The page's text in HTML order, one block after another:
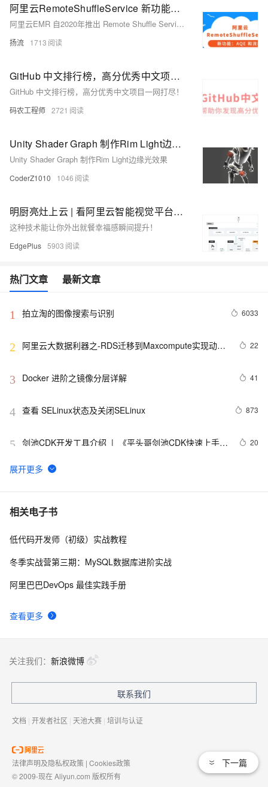
阿里云RemoteShuffleService 新功能：AQE 和流控
阿里云EMR 自2020年推出 Remote Shuffle Service(RSS)以来，帮助了诸多客户解决 Spark 作业的性能、稳定性问题，并使得存算分离架构得以实施。为了更方便大家使用和扩展，RSS 在2022年初开源(https://github.com/alibaba/RemoteShuffleService)，欢迎各路开发者共建: )
扬流 1713
GitHub 中文排行榜，高分优秀中文项目一网打尽！
GitHub 中文排行榜，高分优秀中文项目一网打尽！
码农工程师 2721
Unity Shader Graph 制作Rim Light边缘光效果
Unity Shader Graph 制作Rim Light边缘光效果
CoderZ1010 1046
明厨亮灶上云 | 看阿里云智能视觉平台如何保护舌尖上的安全？
这种技术能让你外出就餐幸福感瞬间提升！
EdgePlus 5903
热门文章 最新文章
1 拍立淘的图像搜索与识别 6033
2
阿里云大数据利器之-RDS迁移到Maxcompute实现动态
22
3 Docker 进阶之镜像分层详解 41
4 查看 SELinux状态及关闭SELinux 873
5 剑池CDK开发工具介绍  |  《平头哥剑池CDK快速上手指
20
6 WebAssembly 在 MOSN 中的实践 - 基础框架篇
7 userdel使用说明
8 自己看系统的“系统还原”
相关电子书
查看更多
低代码开发师（初级）实战教程
冬季实战营第三期：MySQL数据库进阶实战
阿里巴巴DevOps 最佳实践手册
下一篇
关注我们： 新浪微博
联系我们
文档 | 开发者社区 | 天池大赛 | 培训与认证
法律声明及隐私权政策 | Cookies政策
© 2009-现在 Aliyun.com 版权所有